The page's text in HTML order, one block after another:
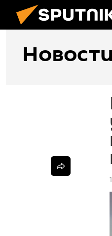
Новости